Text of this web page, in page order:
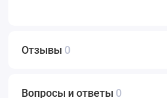
Отзывы 0
Вопросы и ответы 0